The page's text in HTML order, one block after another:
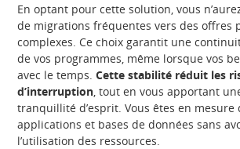
En optant pour cette solution, vous
de migrations fréquentes vers des offres
complexes. Ce choix garantit une
de vos programmes, même lorsque vos
avec le temps.Cette stabilité réduit les
d’interruption, tout en vous apportant
tranquillité d’esprit. Vous êtes en
applications et bases de données sans
l’utilisation des ressources.